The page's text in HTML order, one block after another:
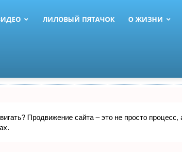
ЛИЛОВЫЙ ПЯТАЧОК О ЖИЗНИ
Продвижение сайта – это не просто